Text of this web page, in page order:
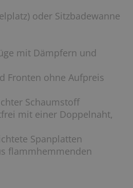
oder Sitzbadewanne
mit Dämpfern und
Fronten ohne Aufpreis
Schaumstoff
mit einer Doppelnaht,
Spanplatten
flammhemmenden